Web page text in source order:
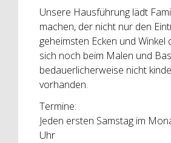
Unsere Hausführung lädt
machen, der nicht nur den
geheimsten Ecken und
sich noch beim Malen und
bedauerlicherweise nicht
vorhanden.
Termine:
Jeden ersten Samstag im
Uhr